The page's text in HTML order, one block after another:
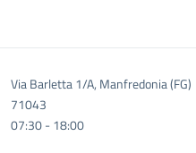
Via Barletta 1/A, Manfredonia (FG)
71043
07:30 - 18:00